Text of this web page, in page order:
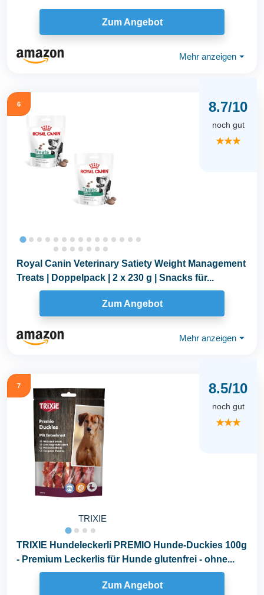
Zum Angebot
Mehr anzeigen ⏷
6 8.7/10
noch gut
★★★
Royal Canin Veterinary Satiety Weight Management
Treats | Doppelpack | 2 x 230 g | Snacks für...
Zum Angebot
Mehr anzeigen ⏷
7
TRIXIE
8.5/10
noch gut
★★★
TRIXIE Hundeleckerli PREMIO Hunde-Duckies 100g
- Premium Leckerlis für Hunde glutenfrei - ohne...
Zum Angebot